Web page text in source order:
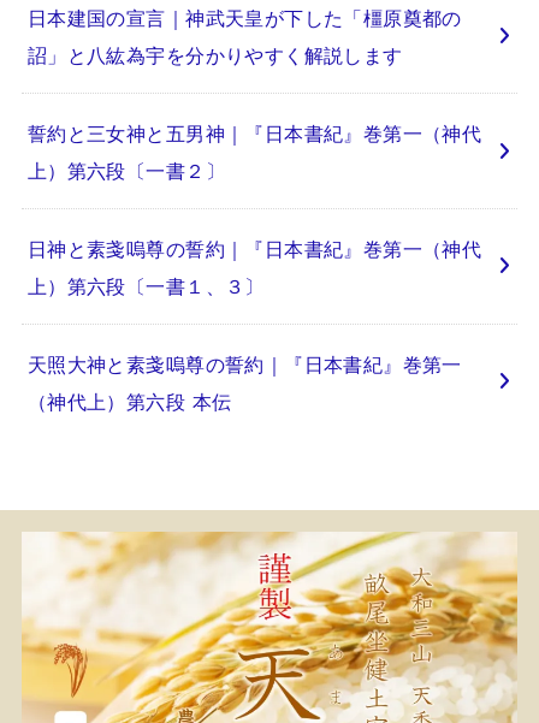
日本建国の宣言｜神武天皇が下した「橿原奠都の
詔」と八紘為宇を分かりやすく解説します
誓約と三女神と五男神｜『日本書紀』巻第一（神代
上）第六段〔一書２〕
日神と素戔嗚尊の誓約｜『日本書紀』巻第一（神代
上）第六段〔一書１、３〕
天照大神と素戔嗚尊の誓約｜『日本書紀』巻第一
（神代上）第六段 本伝